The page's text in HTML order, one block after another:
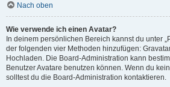
Nach oben
Wie verwende ich einen Avatar?
In deinem persönlichen Bereich kannst du unter
der folgenden vier Methoden hinzufügen:
Hochladen. Die Board-Administration kann
Benutzer Avatare benutzen können. Wenn du
solltest du die Board-Administration kontaktieren.